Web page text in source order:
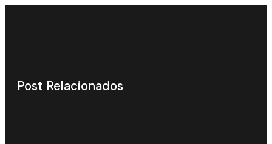
Post Relacionados